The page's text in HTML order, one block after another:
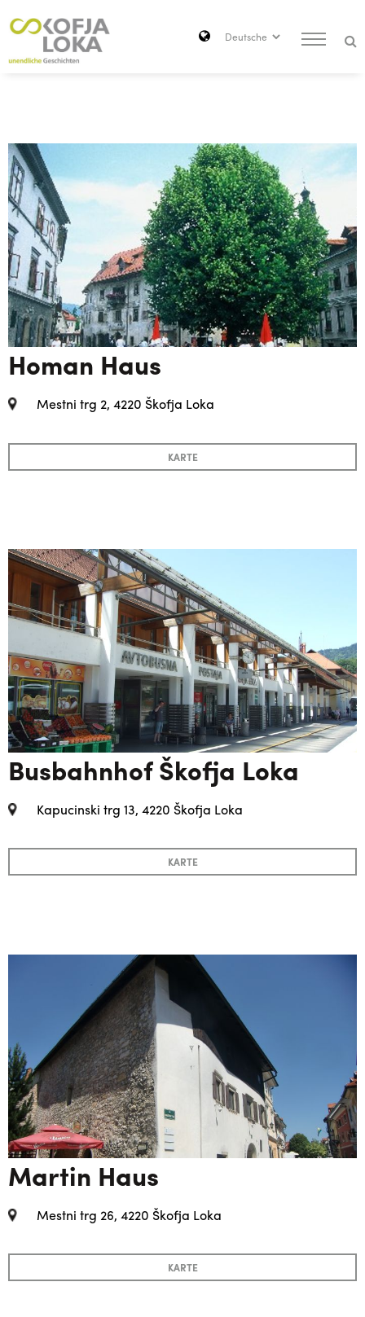
Homan Haus
Mestni trg 2, 4220 Škofja Loka
KARTE
Busbahnhof Škofja Loka
Kapucinski trg 13, 4220 Škofja Loka
KARTE
Martin Haus
Mestni trg 26, 4220 Škofja Loka
KARTE